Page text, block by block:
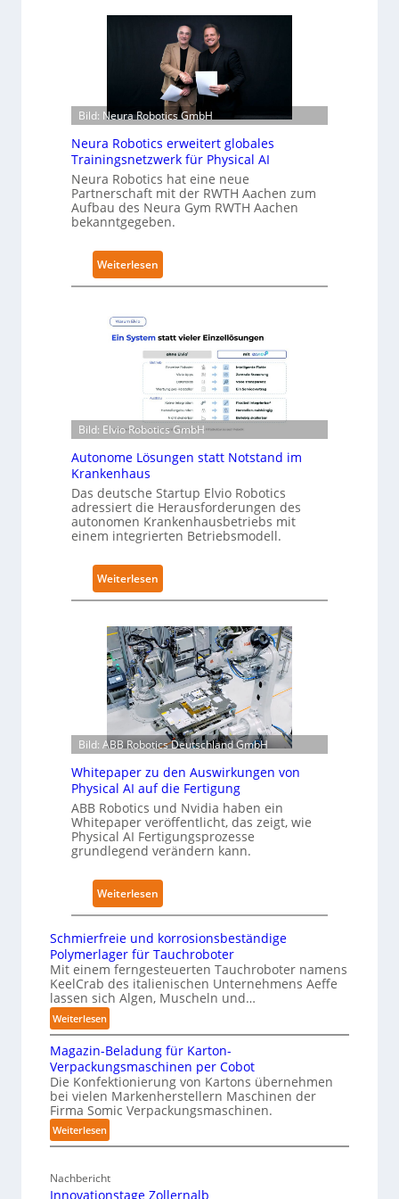
r
ü
r
S
a
a
e
h
ä
t
e
c
u
r
t
L
e
e
-
2
Z
e
r
i
i
i
e
r
u
n
g
n
a
c
h
I
E
6
2
4
3
-
4
2
Bild: Neura Robotics GmbH
Neura Robotics erweitert globales
Trainingsnetzwerk für Physical AI
Neura Robotics hat eine neue
Partnerschaft mit der RWTH Aachen zum
Aufbau des Neura Gym RWTH Aachen
bekanntgegeben.
Weiterlesen
N
r
a
o
b
o
c
s
e
r
w
i
e
r
t
g
l
o
b
a
l
e
s
T
a
n
i
n
g
s
e
t
z
w
e
k
Bild: Elvio Robotics GmbH
Autonome Lösungen statt Notstand im
Krankenhaus
Das deutsche Startup Elvio Robotics
adressiert die Herausforderungen des
autonomen Krankenhausbetriebs mit
einem integrierten Betriebsmodell.
Weiterlesen
A
t
o
n
o
m
e
L
s
u
n
g
e
n
t
a
t
t
N
s
t
a
n
Bild: ABB Robotics Deutschland GmbH
Whitepaper zu den Auswirkungen von
Physical AI auf die Fertigung
ABB Robotics und Nvidia haben ein
Whitepaper veröffentlicht, das zeigt, wie
Physical AI Fertigungsprozesse
grundlegend verändern kann.
Weiterlesen
W
h
i
t
e
p
e
r
z
u
A
Schmierfreie und korrosionsbeständige
Polymerlager für Tauchroboter
Mit einem ferngesteuerten Tauchroboter namens
KeelCrab des italienischen Unternehmens Aeffe
lassen sich Algen, Muscheln und…
Weiterlesen:
S
c
h
m
i
e
r
Magazin-Beladung für Karton-
Verpackungsmaschinen per Cobot
Die Konfektionierung von Kartons übernehmen
bei vielen Markenherstellern Maschinen der
Firma Somic Verpackungsmaschinen.
Weiterlesen:
M
g
Nachbericht
Innovationstage Zollernalb